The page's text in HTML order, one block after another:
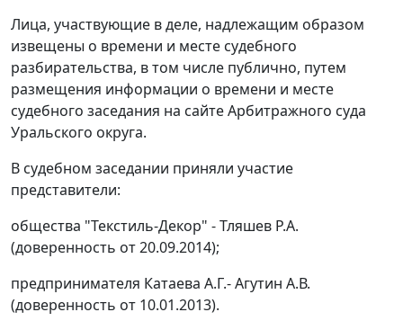
Лица, участвующие в деле, надлежащим образом
извещены о времени и месте судебного
разбирательства, в том числе публично, путем
размещения информации о времени и месте
судебного заседания на сайте Арбитражного суда
Уральского округа.
В судебном заседании приняли участие
представители:
общества "Текстиль-Декор" - Тляшев Р.А.
(доверенность от 20.09.2014);
предпринимателя Катаева А.Г.- Агутин А.В.
(доверенность от 10.01.2013).